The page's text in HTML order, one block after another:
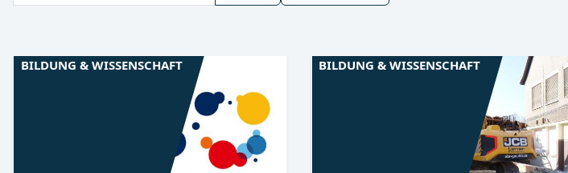
BILDUNG & WISSENSCHAFT BILDUNG & WISSENSCHAFT